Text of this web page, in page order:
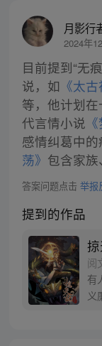
月影行
2024年
目前提到“无
说，如 《太古
等，他计划
代言情小说
感情纠葛中
荡》 包含家族
答案问题点击 举报
提到的作品
阅
有
义